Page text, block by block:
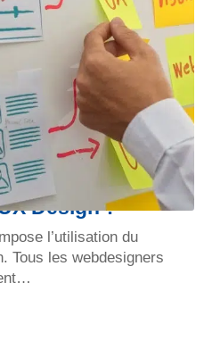
Design ?
l’utilisation du
Tous les webdesigners
…